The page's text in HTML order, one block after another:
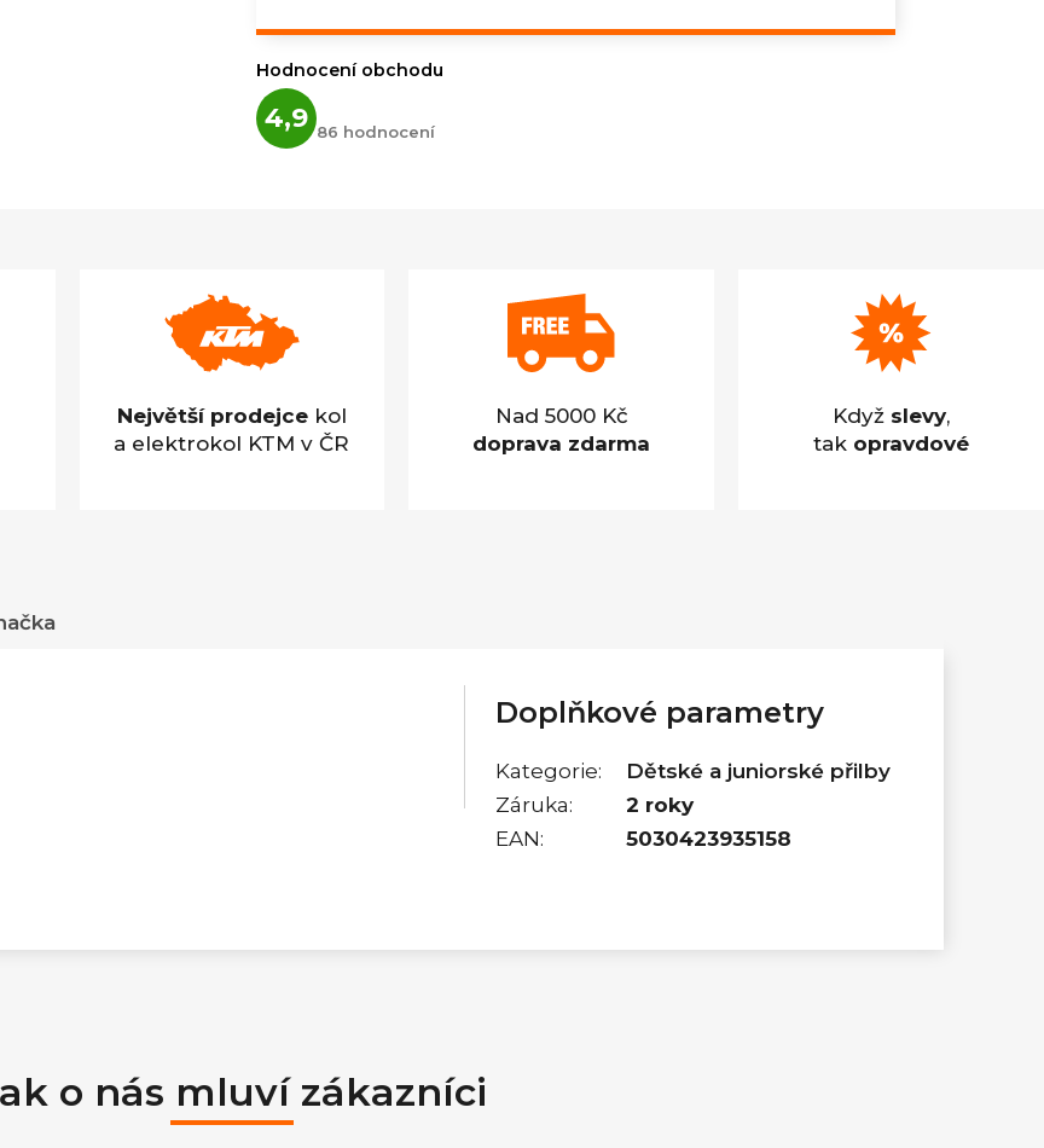
cena:
Hodnocení obchodu
4,9 hodnocení
obchodu
86 hodnocení
Největší prodejcekol
a elektrokol KTM v ČR
Nad 5000 Kč
doprava zdarma
Když slevy,
tak opravdové
Doplňkové parametry
Kategorie:
Dětské a juniorské přilby
Záruka:
2 roky
EAN: 5030423935158
o nás mluví zákazníci